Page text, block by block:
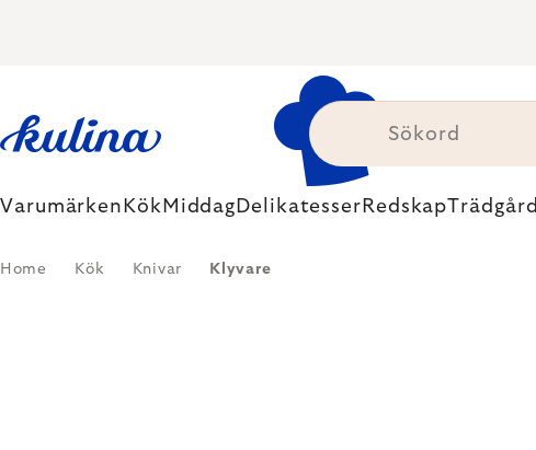
Varumärken Kök Middag Delikatesser RedskapTrädgård
Home Kök Knivar Klyvare